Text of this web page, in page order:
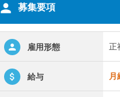
person 募集要項
雇用形態 正
給与